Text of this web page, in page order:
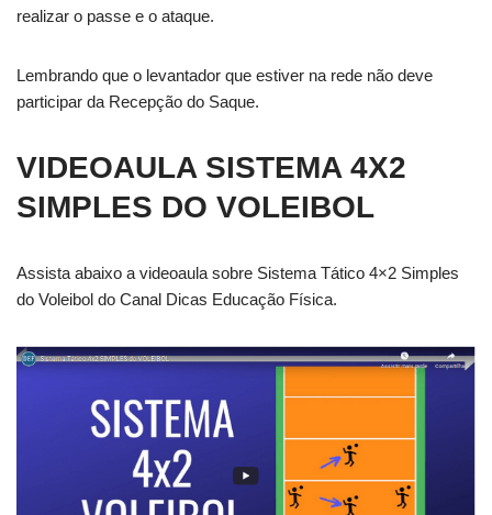
realizar o passe e o ataque.
Lembrando que o levantador que estiver na rede não deve
participar da Recepção do Saque.
VIDEOAULA SISTEMA 4X2
SIMPLES DO VOLEIBOL
Assista abaixo a videoaula sobre Sistema Tático 4×2 Simples
do Voleibol do Canal Dicas Educação Física.